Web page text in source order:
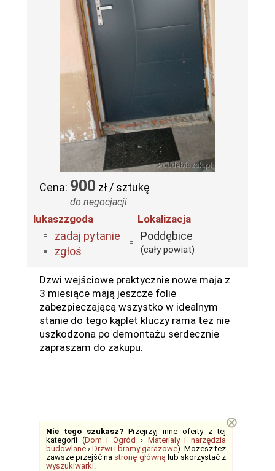
Cena: 900 zł / sztukę
do negocjacji
lukaszzgoda
zadaj pytanie
zgłoś
Lokalizacja
Poddębice
(cały powiat)
Dzwi wejściowe praktycznie nowe maja z
3 miesiące mają jeszcze folie
zabezpieczającą wszystko w idealnym
stanie do tego kąplet kluczy rama też nie
uszkodzona po demontażu serdecznie
zapraszam do zakupu.
Nie tego szukasz? Przejrzyj inne oferty z tej
kategorii (Dom i Ogród › Materiały i narzędzia
budowlane › Drzwi i bramy garażowe). Możesz też
zawsze przejść na stronę głównąlub skorzystać z
wyszukiwarki.
⊗